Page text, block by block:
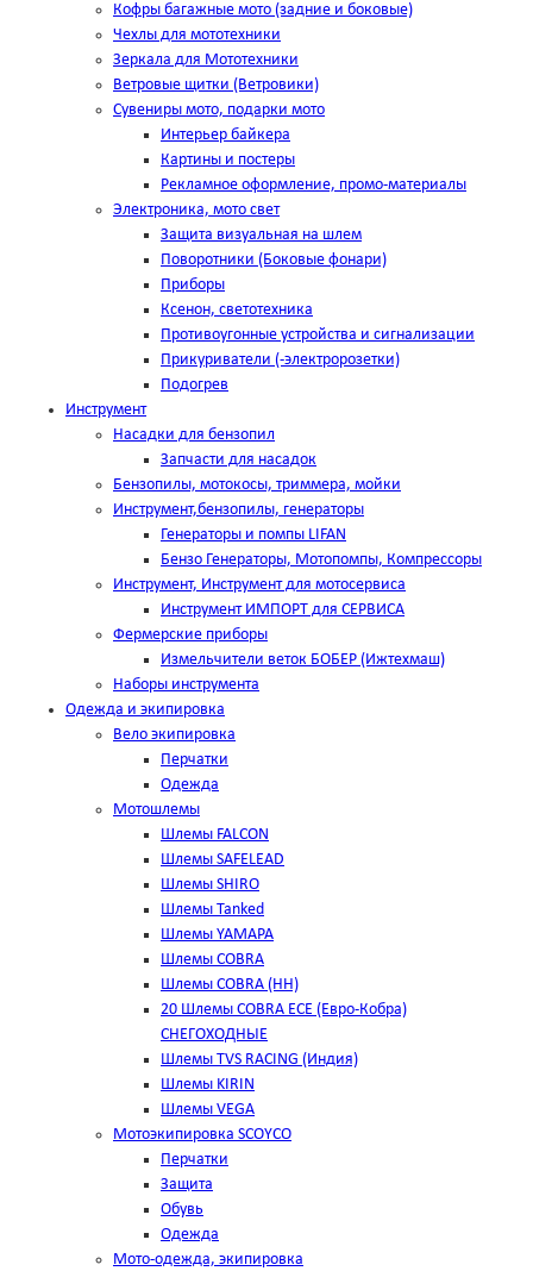
Кофры багажные мото (задние и боковые)
Чехлы для мототехники
Зеркала для Мототехники
Ветровые щитки (Ветровики)
Сувениры мото, подарки мото
Интерьер байкера
Картины и постеры
Рекламное оформление, промо-материалы
Электроника, мото свет
Защита визуальная на шлем
Поворотники (Боковые фонари)
Приборы
Ксенон, светотехника
Противоугонные устройства и сигнализации
Прикуриватели (-электророзетки)
Подогрев
Инструмент
Насадки для бензопил
Запчасти для насадок
Бензопилы, мотокосы, триммера, мойки
Инструмент,бензопилы, генераторы
Генераторы и помпы LIFAN
Бензо Генераторы, Мотопомпы, Компрессоры
Инструмент, Инструмент для мотосервиса
Инструмент ИМПОРТ для СЕРВИСА
Фермерские приборы
Измельчители веток БОБЕР (Ижтехмаш)
Наборы инструмента
Одежда и экипировка
Вело экипировка
Перчатки
Одежда
Мотошлемы
Шлемы FALCON
Шлемы SAFELEAD
Шлемы SHIRO
Шлемы Tanked
Шлемы YAMAPA
Шлемы COBRA
Шлемы COBRA (HH)
20 Шлемы COBRA ECE (Евро-Кобра)
СНЕГОХОДНЫЕ
Шлемы TVS RACING (Индия)
Шлемы KIRIN
Шлемы VEGA
Мотоэкипировка SCOYCO
Перчатки
Защита
Обувь
Одежда
Мото-одежда, экипировка